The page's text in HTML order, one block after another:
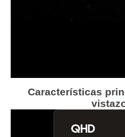
Características